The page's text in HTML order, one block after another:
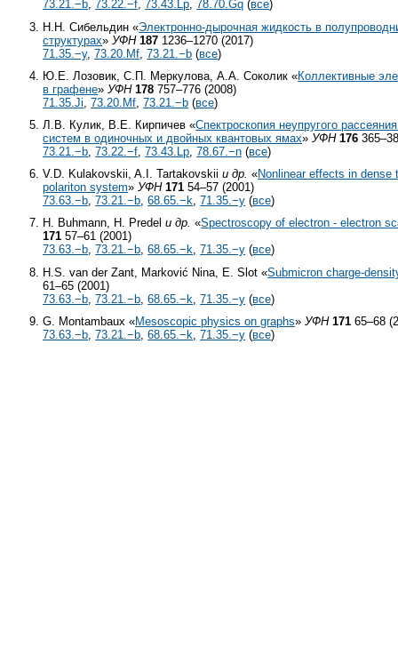
73.21.−b,73.22.−f,73.43.Lp,78.70.Gq (все)
Н.Н. Сибельдин «Электронно-дырочная жидкость в
структурах»УФН 187 1236–1270 (2017)
71.35.−y,73.20.Mf ,73.21.−b (все)
Ю.Е. Лозовик, С.П. Меркулова, А.А. Соколик «Коллективные
в графене»УФН 178 757–776 (2008)
71.35.Ji ,73.20.Mf ,73.21.−b (все)
Л.В. Кулик, В.Е. Кирпичев «Спектроскопия неупругого
систем в одиночных и двойных квантовых ямах»УФН 176
73.21.−b,73.22.−f,73.43.Lp,78.67.−n (все)
V.D. Kulakovskii, A.I. Tartakovskiiи др. «Nonlinear effects in dense
polariton system»УФН 171 54–57 (2001)
73.63.−b,73.21.−b,68.65.−k,71.35.−y (все)
H. Buhmann, H. Predelи др. «Spectroscopy of electron - electron
171 57–61 (2001)
73.63.−b,73.21.−b,68.65.−k,71.35.−y (все)
H.S. van der Zant, Marković Nina, E. Slot «Submicron charge-
61–65 (2001)
73.63.−b ,73.21.−b ,68.65.−k ,71.35.−y (все)
G. Montambaux «Mesoscopic physics on graphs»УФН 171 65–68
73.63.−b ,73.21.−b ,68.65.−k ,71.35.−y (все)